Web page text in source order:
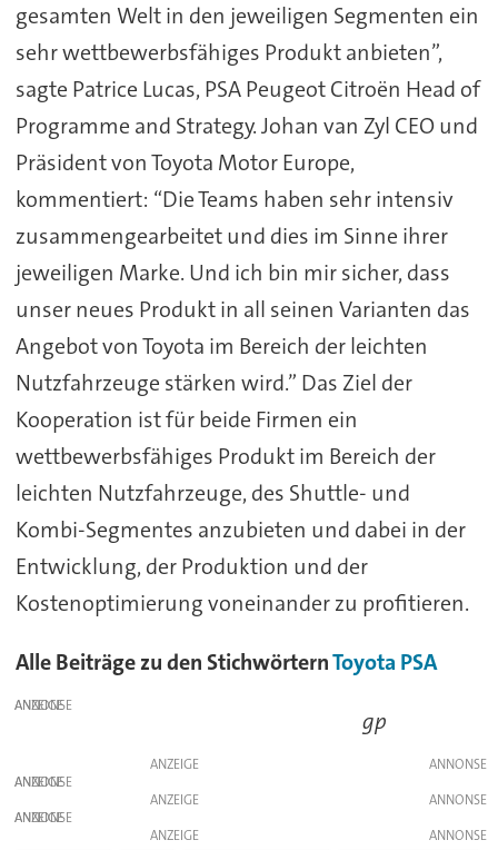
gesamten Welt in den jeweiligen Segmenten ein
sehr wettbewerbsfähiges Produkt anbieten”,
sagte Patrice Lucas, PSA Peugeot Citroën Head of
Programme and Strategy. Johan van Zyl CEO und
Präsident von Toyota Motor Europe,
kommentiert: “Die Teams haben sehr intensiv
zusammengearbeitet und dies im Sinne ihrer
jeweiligen Marke. Und ich bin mir sicher, dass
unser neues Produkt in all seinen Varianten das
Angebot von Toyota im Bereich der leichten
Nutzfahrzeuge stärken wird.” Das Ziel der
Kooperation ist für beide Firmen ein
wettbewerbsfähiges Produkt im Bereich der
leichten Nutzfahrzeuge, des Shuttle- und
Kombi-Segmentes anzubieten und dabei in der
Entwicklung, der Produktion und der
Kostenoptimierung voneinander zu profitieren.
Alle Beiträge zu den StichwörternToyota PSA
ANZEIGE
gp
ANZEIGE
ANZEIGE
ANZEIGE
ANZEIGE
ANZEIGE